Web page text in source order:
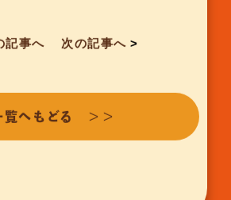
記事へ 次の記事へ >
覧へもどる ＞＞